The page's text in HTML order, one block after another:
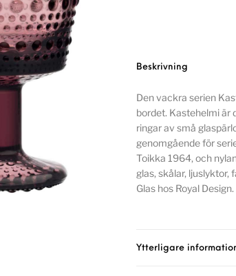
Beskrivning
Den vackra serien
bordet. Kastehelmi är
ringar av små
genomgående för
Toikka 1964, och
glas, skålar,
Glas hos Royal Design.
Ytterligare